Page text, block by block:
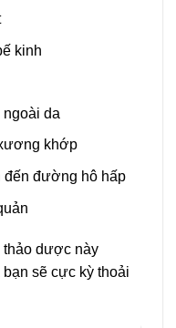
kinh
da
khớp
đến đường hô hấp
thảo dược này
sẽ cực kỳ thoải